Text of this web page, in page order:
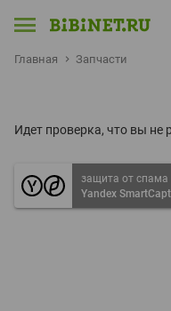
Главная Запчасти
Идет проверка, что вы не
защита от спама
Yandex